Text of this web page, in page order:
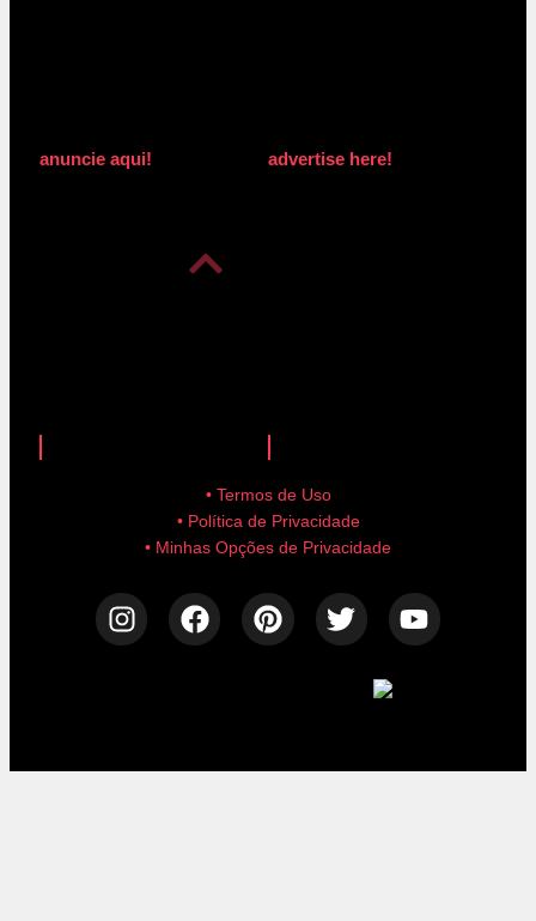
anuncie aqui! advertise here!
• Termos de Uso
• Política de Privacidade
• Minhas Opções de Privacidade